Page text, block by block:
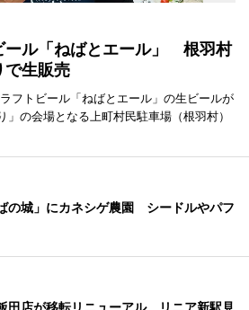
ール「ねばとエール」 根羽村
で生販売
フトビール「ねばとエール」の生ビールが
の会場となる上町村民駐車場（根羽村）
の城」にカネシゲ農園 シードルやパフ
田店が移転リニューアル リニア新駅見